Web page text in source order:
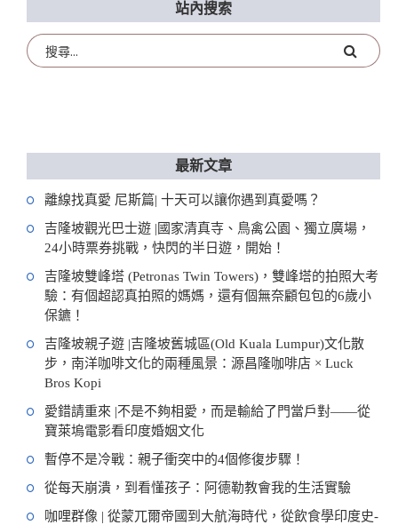
站內搜索
最新文章
離線找真愛 尼斯篇| 十天可以讓你遇到真愛嗎？
吉隆坡觀光巴士遊 |國家清真寺、鳥禽公園、獨立廣場，
24小時票券挑戰，快閃的半日遊，開始！
吉隆坡雙峰塔 (Petronas Twin Towers)，雙峰塔的拍照大考
驗：有個超認真拍照的媽媽，還有個無奈顧包包的6歲小
保鑣！
吉隆坡親子遊 |吉隆坡舊城區(Old Kuala Lumpur)文化散
步，南洋咖啡文化的兩種風景：源昌隆咖啡店 × Luck
Bros Kopi
愛錯請重來 |不是不夠相愛，而是輸給了門當戶對——從
寶萊塢電影看印度婚姻文化
暫停不是冷戰：親子衝突中的4個修復步驟！
從每天崩潰，到看懂孩子：阿德勒教會我的生活實驗
咖哩群像 | 從蒙兀爾帝國到大航海時代，從飲食學印度史-